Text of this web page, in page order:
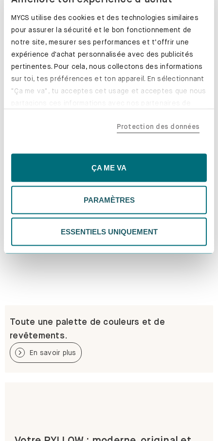
MYCS utilise des cookies et des technologies similaires
pour assurer la sécurité et le bon fonctionnement de
notre site, mesurer ses performances et t’offrir une
expérience d'achat personnalisée avec des publicités
pertinentes. Pour cela, nous collectons des informations
sur toi, tes préférences et ton appareil. En sélectionnant
"Ça me va", tu acceptes cet usage et acceptes que nous
tes données pourraient être traitées en dehors de l'UE,
essentiels, ce qui pourrait limiter les contenus
tes préférences. Tu peux modifier tes choix à tout
moment. Pour plus d'informations, consulte notre
politique de confidentialité.
Protection des données
ÇA ME VA
PARAMÈTRES
ESSENTIELS UNIQUEMENT
Toute une palette de couleurs et de
revêtements.
En savoir plus